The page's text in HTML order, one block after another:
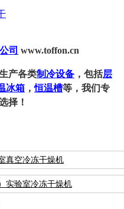
司 www.toffon.cn
产各类制冷设备 ，包括层
冰箱 ，恒温槽等，我们专
择！
真空冷冻干燥机
实验室冷冻干燥机